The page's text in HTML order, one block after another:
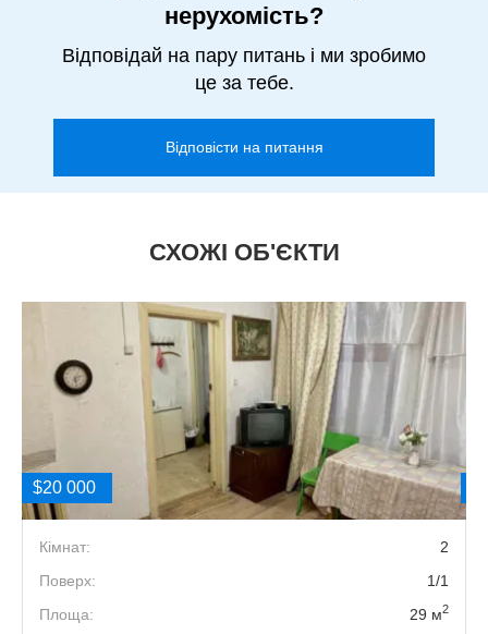
нерухомість?
Відповідай на пару питань і ми зробимо
це за тебе.
Відповісти на питання
СХОЖІ ОБ'ЄКТИ
$20 000
Кімнат:
2
Поверх:
1/1
Площа:
29 м2